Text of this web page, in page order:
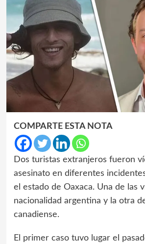
COMPARTE ESTA NOTA
Dos turistas extranjeros fueron
asesinato en diferentes
el estado de Oaxaca. Una de las
nacionalidad argentina y la otra
canadiense.
El primer caso tuvo lugar el